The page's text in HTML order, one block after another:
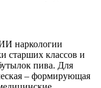
наркологии
старших классов и
пива. Для
– формирующая